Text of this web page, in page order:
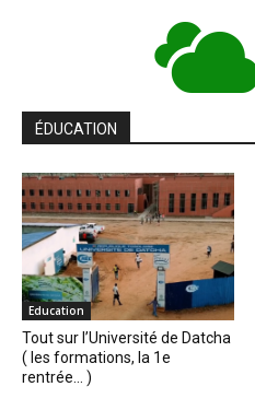
ÉDUCATION
Education
Tout sur l’Université de Datcha
( les formations, la 1e
rentrée… )